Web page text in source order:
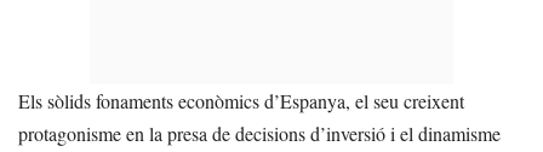
Els sòlids fonaments econòmics d’Espanya, el seu creixent
protagonisme en la presa de decisions d’inversió i el dinamisme